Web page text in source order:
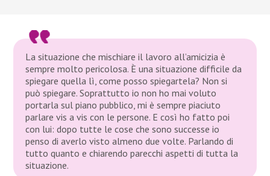
La situazione che mischiare il lavoro all’amicizia è
sempre molto pericolosa. È una situazione difficile da
spiegare quella lì, come posso spiegartela? Non si
può spiegare. Soprattutto io non ho mai voluto
portarla sul piano pubblico, mi è sempre piaciuto
parlare vis a vis con le persone. E così ho fatto poi
con lui: dopo tutte le cose che sono successe io
penso di averlo visto almeno due volte. Parlando di
tutto quanto e chiarendo parecchi aspetti di tutta la
situazione.